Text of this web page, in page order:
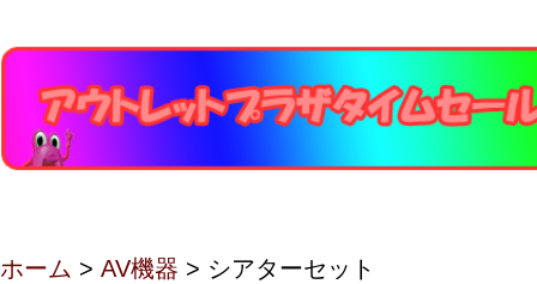
ホーム > AV機器 > シアターセット